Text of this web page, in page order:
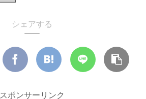
シェアする
スポンサーリンク